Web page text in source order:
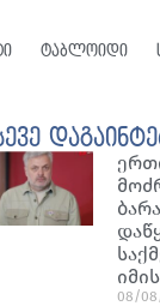
ტაბლოიდი
08/